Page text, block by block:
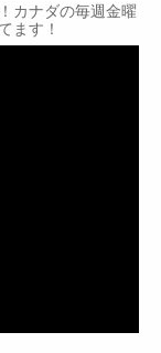
カナダの毎週金曜
ます！